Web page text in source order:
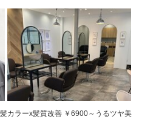
カラーx髪質改善 ￥6900～うるツヤ美